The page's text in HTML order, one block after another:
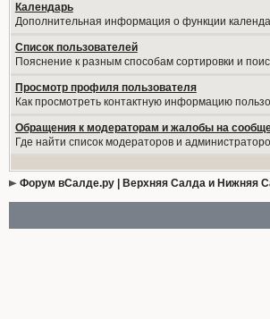
Календарь
Дополнительная информация о функции
Список пользователей
Пояснение к разным способам сортировки и
Просмотр профиля пользователя
Как просмотреть контактную информацию
Обращения к модераторам и жалобы на
Где найти список модераторов и
Форум вСалде.ру | Верхняя Салда и Нижняя